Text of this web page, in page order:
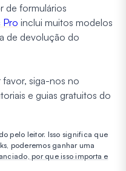
de formulários
Pro inclui muitos modelos
de devolução do
siga-nos no
e guias gratuitos do
pelo leitor. Isso significa que
poderemos ganhar uma
por que isso importa e